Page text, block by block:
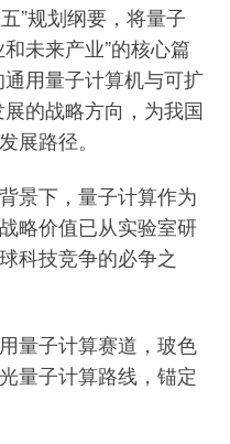
规划纲要，将量子
未来产业”的核心篇
用量子计算机与可扩
的战略方向，为我国
展路径。
下，量子计算作为
略价值已从实验室研
科技竞争的必争之
子计算赛道，玻色
量子计算路线，锚定